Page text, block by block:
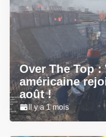
Over The Top :
américaine
août !
Il y a 1 mois